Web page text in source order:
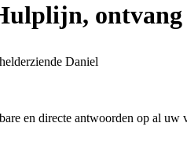
Daniel
en directe antwoorden op al uw